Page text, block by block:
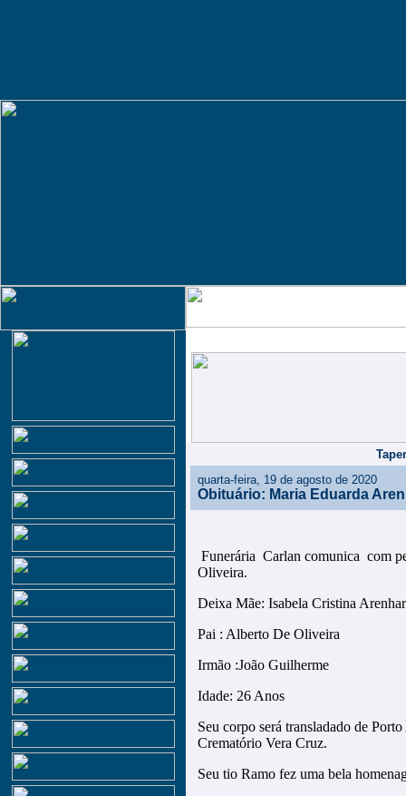
quarta-feira, 19 de agosto de 2020
Obituário: Maria Eduarda
Funerária Carlan comunica com
Oliveira.
Deixa Mãe: Isabela Cristina
Pai : Alberto De Oliveira
Irmão :João Guilherme
Idade: 26 Anos
Seu corpo será transladado de
Crematório Vera Cruz.
Seu tio Ramo fez uma bela